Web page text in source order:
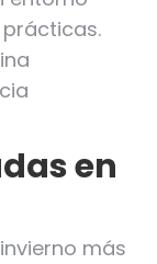
en
más